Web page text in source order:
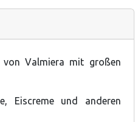
von Valmiera mit großen
Eiscreme und anderen